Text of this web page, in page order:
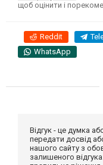
щоб оцінити і
Reddit
WhatsApp
Відгук - це думка
передати досвід
нашого сайту з
залишеного